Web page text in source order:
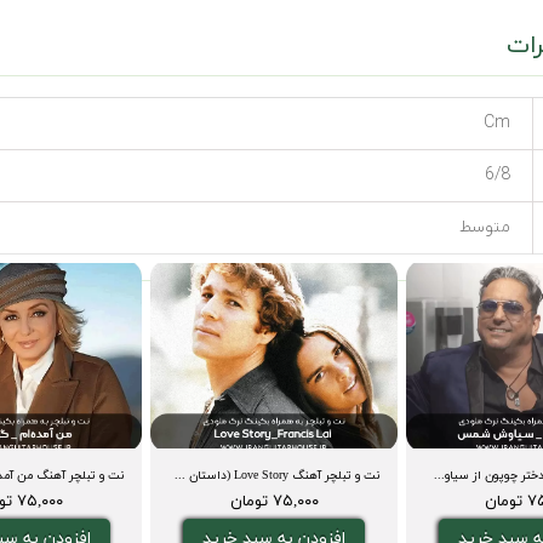
Cm
6/8
متوسط
۷۵,۰۰۰ تومان
نت و تبلچر آهنگ Love Story (داستان عشق)+ بکینگ ترک و آکورد
۷۵,۰۰۰ تومان
نت و تبلچر آهنگ دختر چوپون از سیاوش شمس+ بگینگ ترک و آکورد